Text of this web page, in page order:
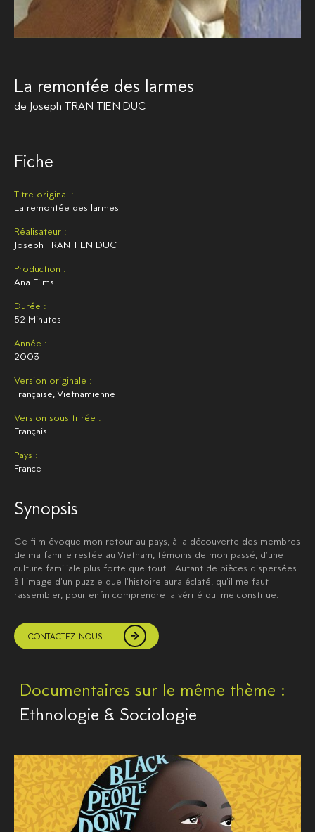
La remontée des larmes
de Joseph TRAN TIEN DUC
Fiche
TItre original :
La remontée des larmes
Réalisateur :
Joseph TRAN TIEN DUC
Production :
Ana Films
Durée :
52 Minutes
Année :
2003
Version originale :
Française, Vietnamienne
Version sous titrée :
Français
Pays :
France
Synopsis
Ce film évoque mon retour au pays, à la découverte des membres
de ma famille restée au Vietnam, témoins de mon passé, d'une
culture familiale plus forte que tout... Autant de pièces dispersées
à l'image d'un puzzle que l'histoire aura éclaté, qu'il me faut
rassembler, pour enfin comprendre la vérité qui me constitue.
CONTACTEZ-NOUS
Documentaires sur le même thème :
Ethnologie & Sociologie